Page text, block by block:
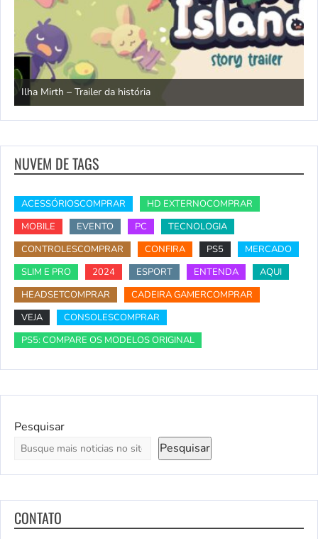
Ilha Mirth – Trailer da história
NUVEM DE TAGS
ACESSÓRIOSCOMPRAR
HD EXTERNOCOMPRAR
MOBILE
EVENTO PC
TECNOLOGIA
CONTROLESCOMPRAR
CONFIRA PS5
MERCADO
SLIM E PRO
2024 ESPORT ENTENDA
AQUI
HEADSETCOMPRAR
CADEIRA GAMERCOMPRAR
VEJA
CONSOLESCOMPRAR
PS5: COMPARE OS MODELOS ORIGINAL
Pesquisar
Pesquisar
CONTATO